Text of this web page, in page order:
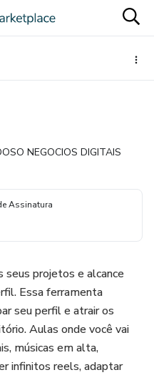
NEGOCIOS DIGITAIS
Assinatura
seus projetos e alcance
Essa ferramenta
seu perfil e atrair os
Aulas onde você vai
músicas em alta,
infinitos reels, adaptar